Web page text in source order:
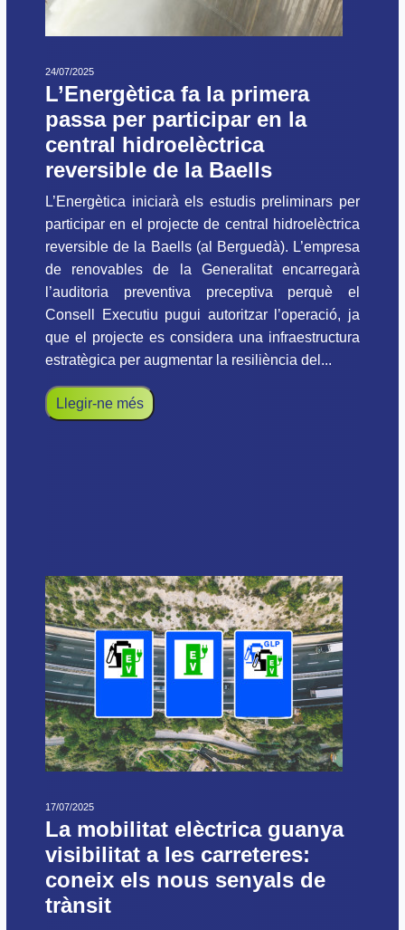
24/07/2025
L’Energètica fa la primera
passa per participar en la
central hidroelèctrica
reversible de la Baells
L’Energètica iniciarà els estudis preliminars per
participar en el projecte de central hidroelèctrica
reversible de la Baells (al Berguedà). L’empresa
de renovables de la Generalitat encarregarà
l’auditoria preventiva preceptiva perquè el
Consell Executiu pugui autoritzar l’operació, ja
que el projecte es considera una infraestructura
estratègica per augmentar la resiliència del...
Llegir-ne més
17/07/2025
La mobilitat elèctrica guanya
visibilitat a les carreteres:
coneix els nous senyals de
trànsit